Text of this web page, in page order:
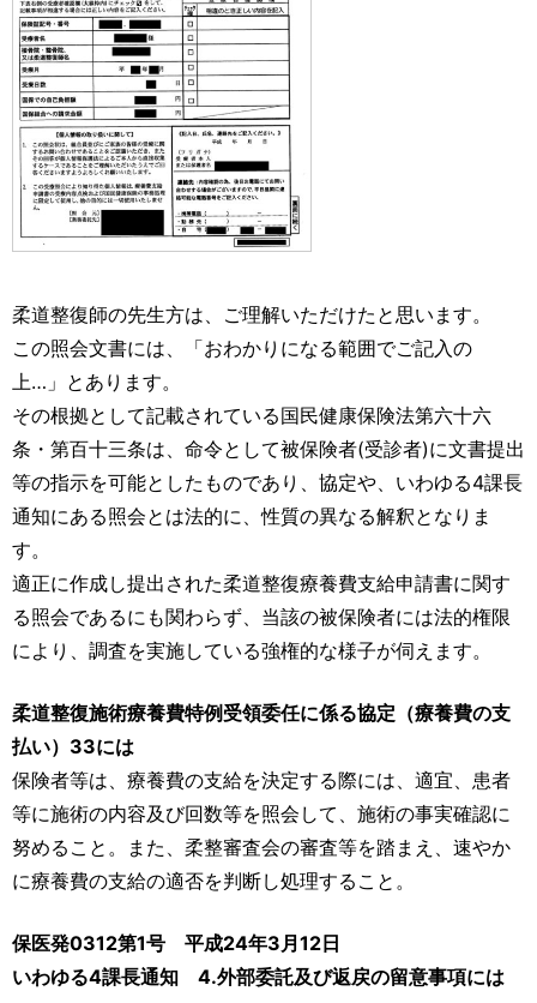
柔道整復師の先生方は、ご理解いただけたと思います。
この照会文書には、「おわかりになる範囲でご記入の
上…」とあります。
その根拠として記載されている国民健康保険法第六十六
条・第百十三条は、命令として被保険者(受診者)に文書提出
等の指示を可能としたものであり、協定や、いわゆる4課長
通知にある照会とは法的に、性質の異なる解釈となりま
す。
適正に作成し提出された柔道整復療養費支給申請書に関す
る照会であるにも関わらず、当該の被保険者には法的権限
により、調査を実施している強権的な様子が伺えます。
柔道整復施術療養費特例受領委任に係る協定（療養費の支
払い）33には
保険者等は、療養費の支給を決定する際には、適宜、患者
等に施術の内容及び回数等を照会して、施術の事実確認に
努めること。また、柔整審査会の審査等を踏まえ、速やか
に療養費の支給の適否を判断し処理すること。
保医発0312第1号 平成24年3月12日
いわゆる4課長通知 4.外部委託及び返戻の留意事項には